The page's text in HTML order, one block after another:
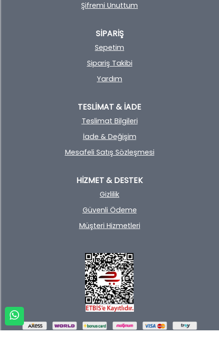
Şifremi Unuttum
SİPARİŞ
Sepetim
Sipariş Takibi
Yardım
TESLİMAT & İADE
Teslimat Bilgileri
İade & Değişim
Mesafeli Satış Sözleşmesi
HİZMET & DESTEK
Gizlilik
Güvenli Ödeme
Müşteri Hizmetleri